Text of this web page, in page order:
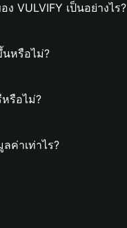
VULVIFY เป็นอย่างไร?
นหรือไม่?
หรือไม่?
ค่าเท่าไร?